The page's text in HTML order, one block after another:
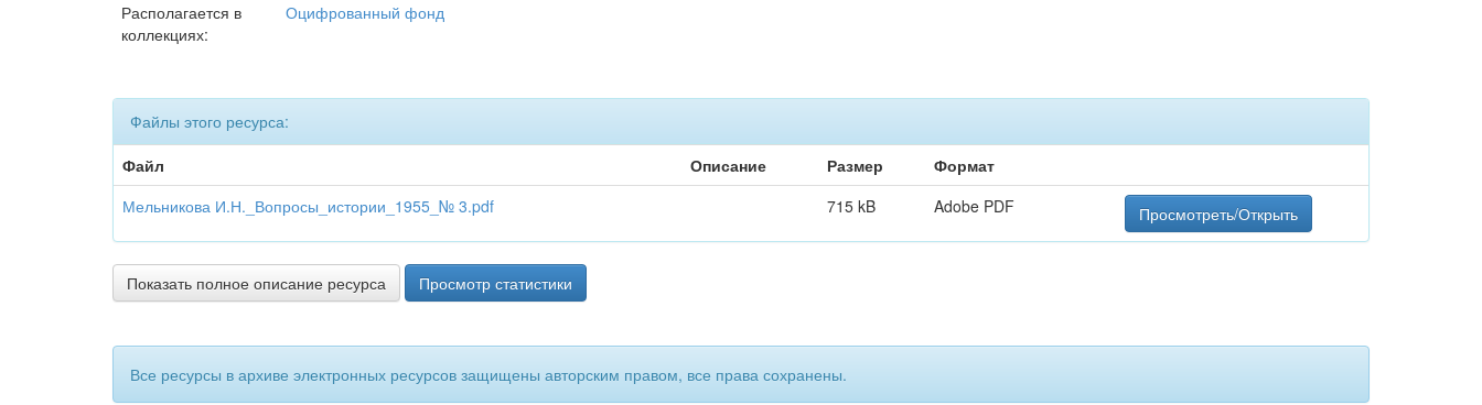
Располагается в
коллекциях:
Оцифрованный фонд
Файлы этого ресурса:
Файл
Описание Размер
Формат
Мельникова И.Н._Вопросы_истории_1955_№ 3.pdf
715 kB Adobe PDF Просмотреть/Открыть
Показать полное описание ресурса Просмотр статистики
Все ресурсы в архиве электронных ресурсов защищены авторским правом, все права сохранены.